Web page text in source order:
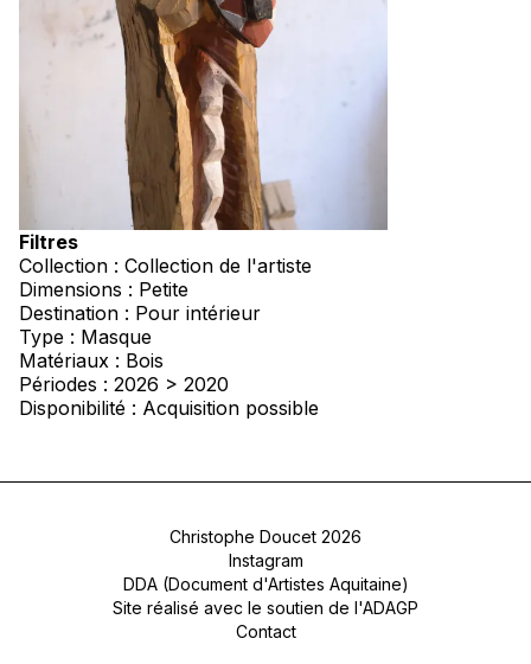
Filtres
Collection : Collection de l'artiste
Dimensions : Petite
Destination : Pour intérieur
Type : Masque
Matériaux : Bois
Périodes : 2026 > 2020
Disponibilité : Acquisition possible
Christophe Doucet 2026
Instagram
DDA (Document d'Artistes Aquitaine)
Site réalisé avec le soutien de l'ADAGP
Contact